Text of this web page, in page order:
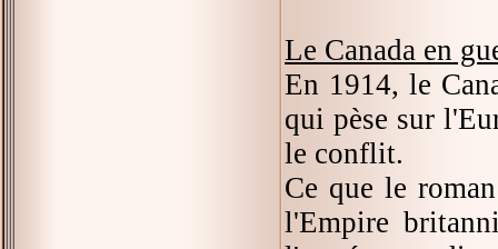
Le Canada en
En 1914, le
qui pèse sur
le conflit.
Ce que le
l'Empire